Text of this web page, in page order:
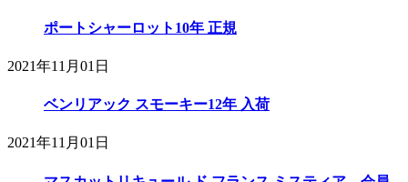
ポートシャーロット10年 正規
2021年11月01日
ベンリアック スモーキー12年 入荷
2021年11月01日